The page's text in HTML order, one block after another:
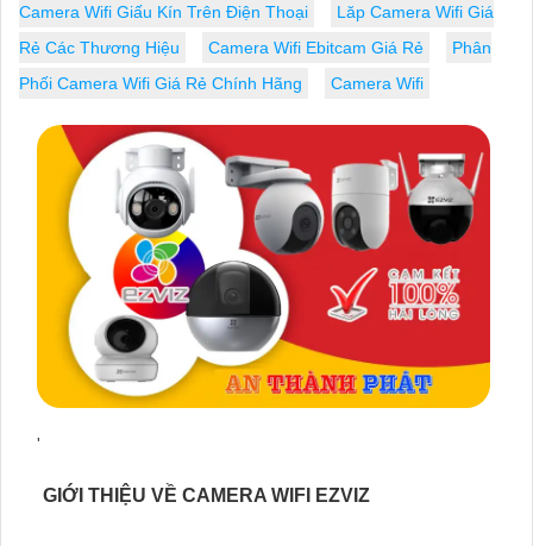
Camera Wifi Giấu Kín Trên Điện Thoại
Lăp Camera Wifi Giá
Rẻ Các Thương Hiệu
Camera Wifi Ebitcam Giá Rẻ
Phân
Phối Camera Wifi Giá Rẻ Chính Hãng
Camera Wifi
'
GIỚI THIỆU VỀ CAMERA WIFI EZVIZ